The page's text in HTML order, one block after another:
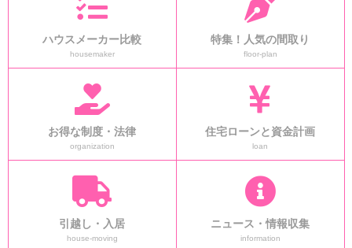
ハウスメーカー比較
housemaker
特集！人気の間取り
floor-plan
お得な制度・法律
organization
住宅ローンと資金計画
loan
引越し・入居
house-moving
ニュース・情報収集
information